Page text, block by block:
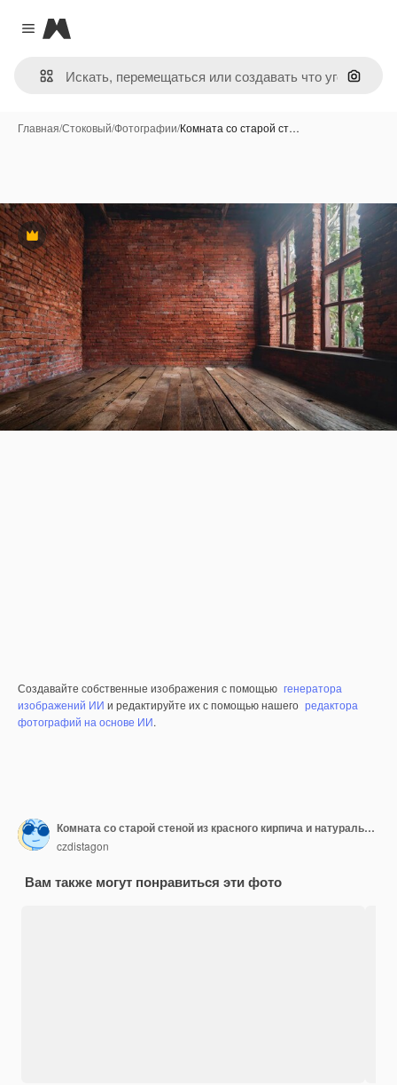
Close menu
Magnific
Поиск
Главная/Стоковый/Фотографии/Комната со старой ст…
Премиум
Создавайте собственные изображения с помощью генератора
изображений ИИ и редактируйте их с помощью нашего редактора
фотографий на основе ИИ.
Комната со старой стеной из красного кирпича и натуральным деревянным полом комната пуста и в нее входит много естественного света через окно
czdistagon
Вам также могут понравиться эти фото